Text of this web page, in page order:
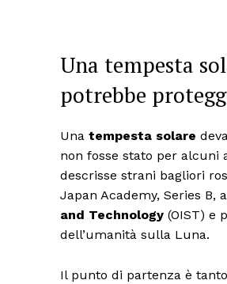
Una tempesta
potrebbe
Una tempesta solare
non fosse stato per alcuni
descrisse strani bagliori
Japan Academy, Series
and Technology (OIST) e
dell’umanità sulla Luna.
Il punto di partenza è